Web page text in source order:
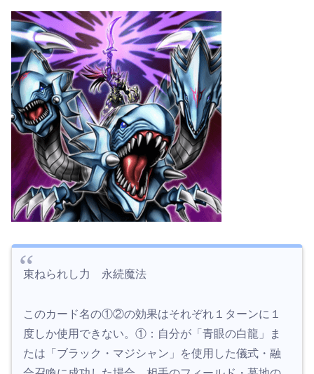
束ねられし力 永続魔法
このカード名の①②の効果はそれぞれ１ターンに１
度しか使用できない。①：自分が「青眼の白龍」ま
たは「ブラック・マジシャン」を使用した儀式・融